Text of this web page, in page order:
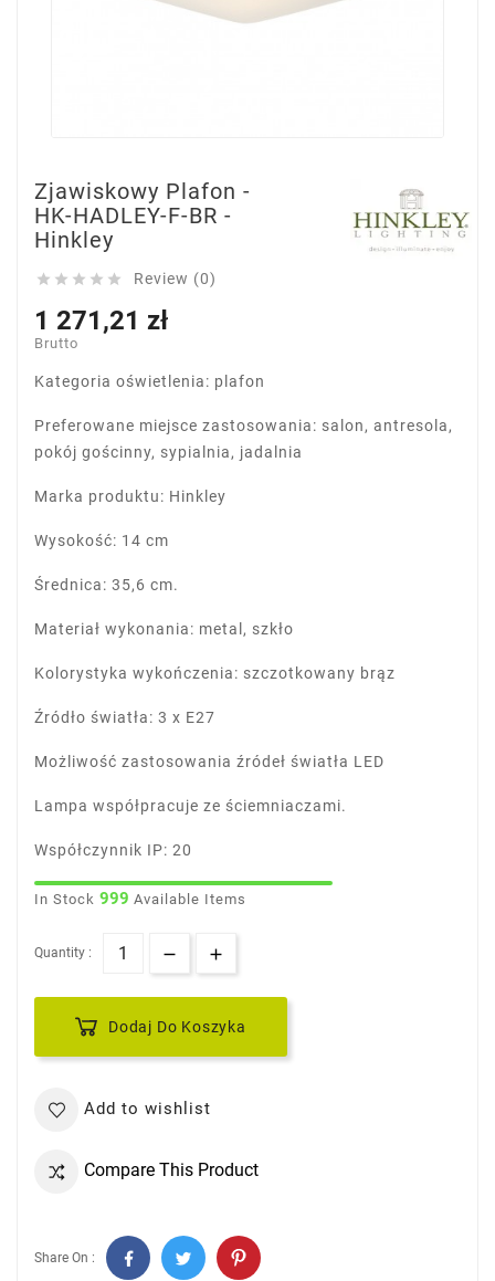
Zjawiskowy Plafon -
HK-HADLEY-F-BR -
Hinkley
     Review (0)
1 271,21 zł
Brutto
Kategoria oświetlenia: plafon
Preferowane miejsce zastosowania: salon, antresola,
pokój gościnny, sypialnia, jadalnia
Marka produktu: Hinkley
Wysokość: 14 cm
Średnica: 35,6 cm.
Materiał wykonania: metal, szkło
Kolorystyka wykończenia: szczotkowany brąz
Źródło światła: 3 x E27
Możliwość zastosowania źródeł światła LED
Lampa współpracuje ze ściemniaczami.
Współczynnik IP: 20
In Stock 999 Available Items
Quantity :
Dodaj Do Koszyka
Add to wishlist
Compare This Product
Share On :